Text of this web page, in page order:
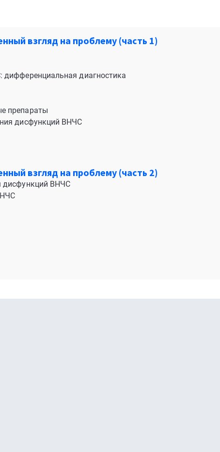
взгляд на проблему (часть 1)
диагностика
препараты
дисфункций ВНЧС
взгляд на проблему (часть 2)
дисфункций ВНЧС